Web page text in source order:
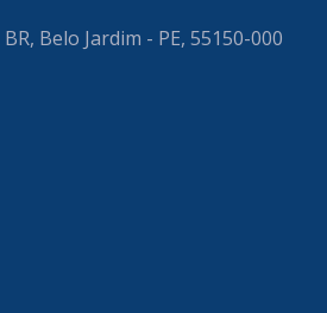
Belo Jardim - PE, 55150-000